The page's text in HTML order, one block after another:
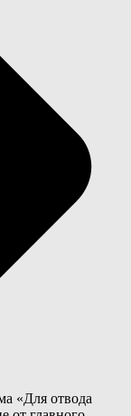
«Для отвода